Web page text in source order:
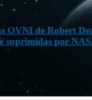
OVNI de Robert
suprimidas por